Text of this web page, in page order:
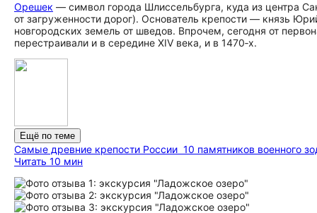
Орешек — символ города Шлиссельбурга, куда из центра
от загруженности дорог). Основатель крепости — князь
новгородских земель от шведов. Впрочем, сегодня от
перестраивали и в середине XIV века, и в 1470‑х.
Ещё по теме
Самые древние крепости России 10 памятников военного
Читать 10 мин